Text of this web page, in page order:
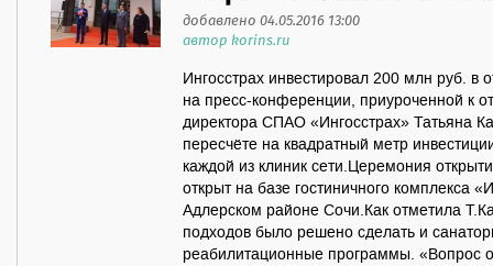
добавлено 04.05.2016 13:00
автор korins.ru
Ингосстрах инвестировал 200 млн руб. в
на пресс-конференции, приуроченной к
директора СПАО «Ингосстрах» Татьяна
пересчёте на квадратный метр
каждой из клиник сети.Церемония
открыт на базе гостиничного комплекса
Адлерском районе Сочи.Как отметила
подходов было решено сделать и
реабилитационные программы. «Вопрос